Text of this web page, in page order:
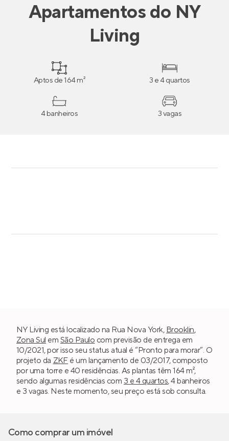
Apartamentosdo NY
Living
Aptos de 164 m² 3 e 4 quartos
4 banheiros 3 vagas
NY Living está localizado na Rua Nova York, Brooklin,
Zona Sul em São Paulo com previsão de entrega em
10/2021, por isso seu status atual é “Pronto para morar”. O
projeto da ZKF é um lançamento de 03/2017, composto
por uma torre e 40 residências. As plantas têm 164 m²,
sendo algumas residências com 3 e 4 quartos, 4 banheiros
e 3 vagas. Neste momento, seu preço está sob consulta.
Como comprar um imóvel